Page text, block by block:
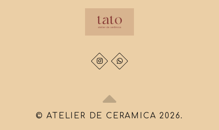
© ATELIER DE CERAMICA 2026.